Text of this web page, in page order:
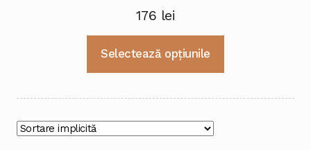
176 lei
Selectează opțiunile
mai